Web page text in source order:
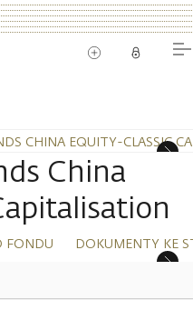
CHINA EQUITY-CLASSIC
China
FONDU DOKUMENTY KE